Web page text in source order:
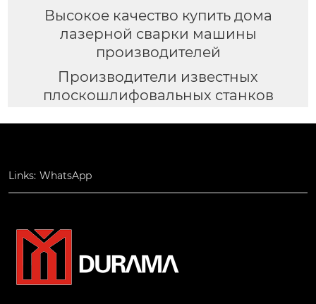
Высокое качество купить дома
лазерной сварки машины
производителей
Производители известных
плоскошлифовальных станков
Links: WhatsApp